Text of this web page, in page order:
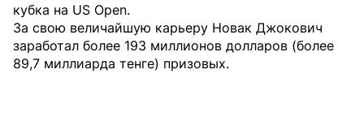
кубка на US Open.
За свою величайшую карьеру Новак Джокович
заработал более 193 миллионов долларов (более
89,7 миллиарда тенге) призовых.